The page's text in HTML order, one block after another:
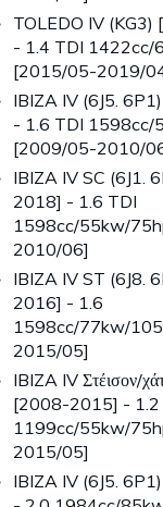
TOLEDO IV
- 1.4 TDI 1422cc/
[2015/05-2019/
IBIZA IV (6J5.
- 1.6 TDI 1598cc/
[2009/05-2010/
IBIZA IV SC (6J1.
2018] - 1.6 TDI
1598cc/55kw/
2010/06]
IBIZA IV ST (6J8.
2016] - 1.6
1598cc/77kw/
2015/05]
IBIZA IV Στέισον/
[2008-2015] - 1.2
1199cc/55kw/
2015/05]
IBIZA IV (6J5.